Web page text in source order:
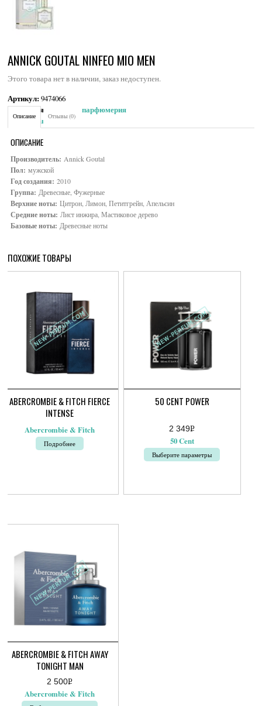
ANNICK GOUTAL NINFEO MIO MEN
Этого товара нет в наличии, заказ недоступен.
Артикул:9474066
Категория:
Мужская парфюмерия
Brand:Annick Goutal
Описание Отзывы (0)
ОПИСАНИЕ
Производитель: Annick Goutal
Пол: мужской
Год создания: 2010
Группа: Древесные, Фужерные
Верхние ноты: Цитрон, Лимон, Петитгрейн, Апельсин
Средние ноты: Лист инжира, Мастиковое дерево
Базовые ноты:Древесные ноты
ПОХОЖИЕ ТОВАРЫ
ABERCROMBIE & FITCH FIERCE
INTENSE
Abercrombie & Fitch
Подробнее
50 CENT POWER
2 349Р
УБ.
50 Cent
Выберите параметры
имеет
ABERCROMBIE & FITCH AWAY
TONIGHT MAN
2 500Р
УБ.
Abercrombie & Fitch